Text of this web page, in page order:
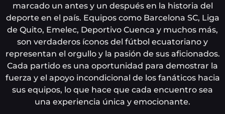
marcado un antes y un después en la historia del
deporte en el país. Equipos como Barcelona SC, Liga
de Quito, Emelec, Deportivo Cuenca y muchos más,
son verdaderos íconos del fútbol ecuatoriano y
representan el orgullo y la pasión de sus aficionados.
Cada partido es una oportunidad para demostrar la
fuerza y el apoyo incondicional de los fanáticos hacia
sus equipos, lo que hace que cada encuentro sea
una experiencia única y emocionante.